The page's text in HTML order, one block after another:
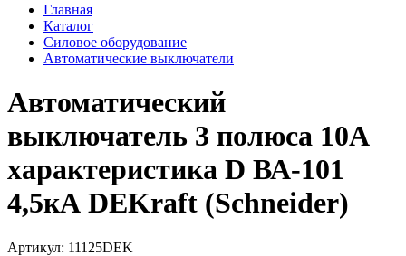
Главная
Каталог
Силовое оборудование
Автоматические выключатели
Автоматический
выключатель 3 полюса 10А
характеристика D ВА-101
4,5кА DEKraft (Schneider)
Артикул: 11125DEK